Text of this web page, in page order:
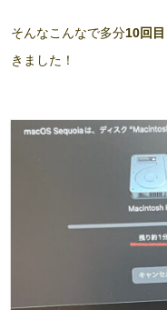
そんなこんなで多分10回目
きました！